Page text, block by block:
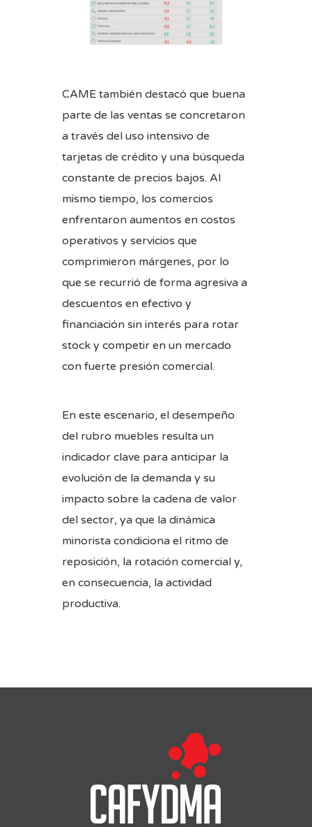
CAME también destacó que buena
parte de las ventas se concretaron
a través del uso intensivo de
tarjetas de crédito y una búsqueda
constante de precios bajos. Al
mismo tiempo, los comercios
enfrentaron aumentos en costos
operativos y servicios que
comprimieron márgenes, por lo
que se recurrió de forma agresiva a
descuentos en efectivo y
financiación sin interés para rotar
stock y competir en un mercado
con fuerte presión comercial.
En este escenario, el desempeño
del rubro muebles resulta un
indicador clave para anticipar la
evolución de la demanda y su
impacto sobre la cadena de valor
del sector, ya que la dinámica
minorista condiciona el ritmo de
reposición, la rotación comercial y,
en consecuencia, la actividad
productiva.